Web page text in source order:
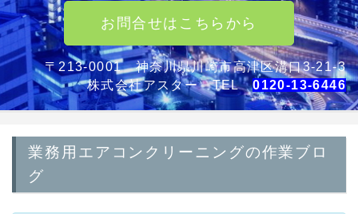
お問合せはこちらから
〒213-0001 神奈川県川崎市高津区溝口3-21-3
株式会社アスター TEL0120-13-6446
業務用エアコンクリーニングの作業ブロ
グ